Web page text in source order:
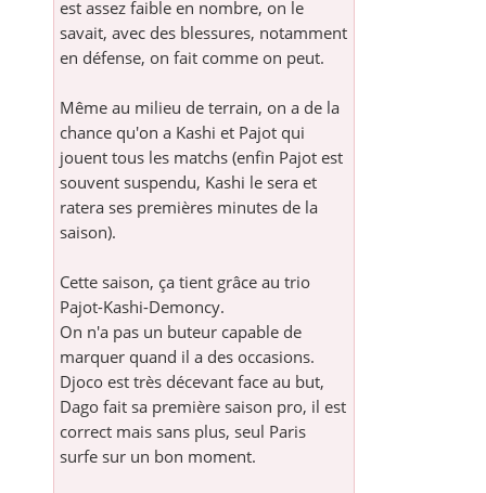
est assez faible en nombre, on le
savait, avec des blessures, notamment
en défense, on fait comme on peut.
Même au milieu de terrain, on a de la
chance qu'on a Kashi et Pajot qui
jouent tous les matchs (enfin Pajot est
souvent suspendu, Kashi le sera et
ratera ses premières minutes de la
saison).
Cette saison, ça tient grâce au trio
Pajot-Kashi-Demoncy.
On n'a pas un buteur capable de
marquer quand il a des occasions.
Djoco est très décevant face au but,
Dago fait sa première saison pro, il est
correct mais sans plus, seul Paris
surfe sur un bon moment.